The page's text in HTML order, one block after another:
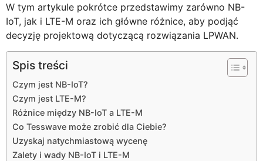
W tym artykule pokrótce przedstawimy zarówno NB-
IoT, jak i LTE-M oraz ich główne różnice, aby podjąć
decyzję projektową dotyczącą rozwiązania LPWAN.
Spis treści
Czym jest NB-IoT?
Czym jest LTE-M?
Różnice między NB-IoT a LTE-M
Co Tesswave może zrobić dla Ciebie?
Uzyskaj natychmiastową wycenę
Zalety i wady NB-IoT i LTE-M